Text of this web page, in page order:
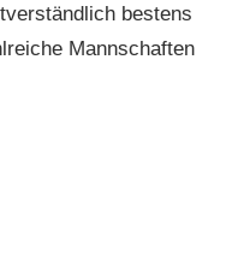
bestens
Mannschaften